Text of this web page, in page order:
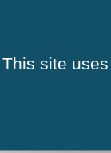
This site